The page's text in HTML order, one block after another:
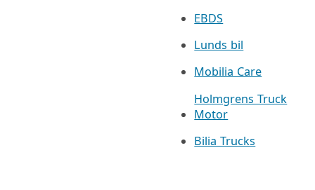
EBDS
Lunds bil
Mobilia Care
Holmgrens Truck
Motor
Bilia Trucks